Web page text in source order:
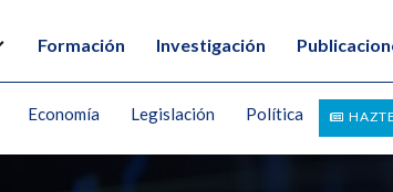
Formación Investigación
Economía Legislación Política